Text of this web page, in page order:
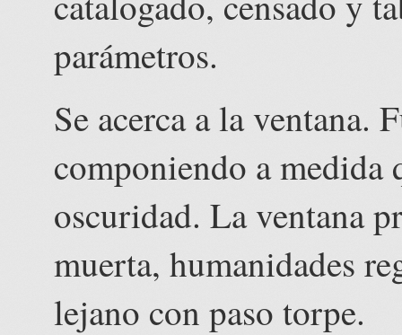
parámetros.
Se acerca a la ventana.
componiendo a medida
oscuridad. La ventana
muerta, humanidades
lejano con paso torpe.